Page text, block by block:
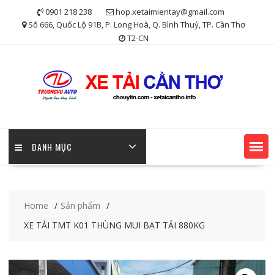
0901 218 238
hop.xetaimientay@gmail.com
Số 666, Quốc Lộ 91B, P. Long Hoà, Q. Bình Thuỷ, TP. Cần Thơ
T2-CN
DANH MỤC
Home
Sản phẩm
XE TẢI TMT K01 THÙNG MUI BẠT TẢI 880KG